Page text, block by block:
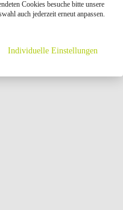
Katzen
Cookies besuche bitte unsere
auch jederzeit erneut anpassen.
Individuelle Einstellungen